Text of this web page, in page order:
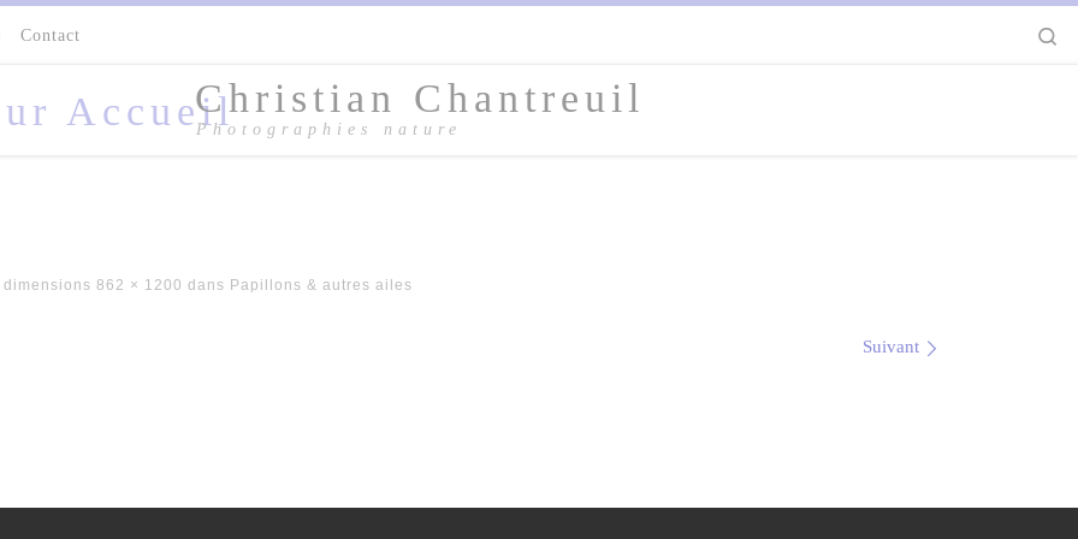
Contact
Christian Chantreuil
Photographies nature
dimensions 862 × 1200 dans Papillons & autres ailes
Suivant